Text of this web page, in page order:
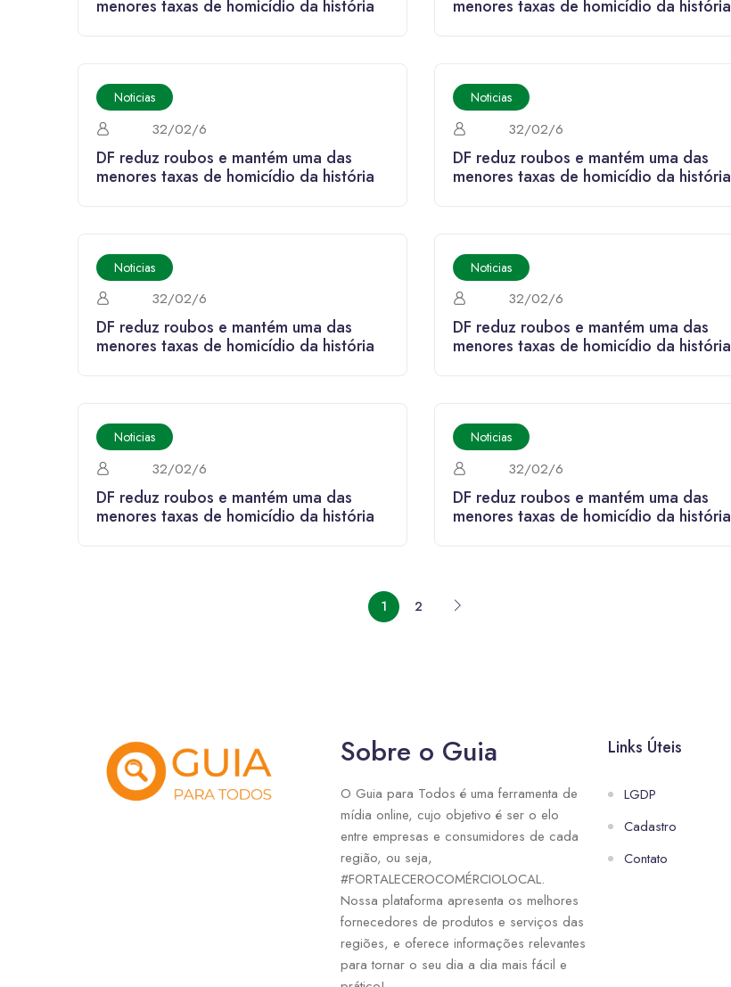
menores taxas de homicídio da história
menores taxas de homicídio da história
Noticias
32/02/6
DF reduz roubos e mantém uma das
menores taxas de homicídio da história
Noticias
32/02/6
DF reduz roubos e mantém uma das
menores taxas de homicídio da história
Noticias
32/02/6
DF reduz roubos e mantém uma das
menores taxas de homicídio da história
Noticias
32/02/6
DF reduz roubos e mantém uma das
menores taxas de homicídio da história
Noticias
32/02/6
DF reduz roubos e mantém uma das
menores taxas de homicídio da história
Noticias
32/02/6
DF reduz roubos e mantém uma das
menores taxas de homicídio da história
1 2
Sobre o Guia
O Guia para Todos é uma ferramenta de
mídia online, cujo objetivo é ser o elo
entre empresas e consumidores de cada
região, ou seja,
#FORTALECEROCOMÉRCIOLOCAL.
Nossa plataforma apresenta os melhores
fornecedores de produtos e serviços das
regiões, e oferece informações relevantes
para tornar o seu dia a dia mais fácil e
Links Úteis
LGDP
Cadastro
Contato